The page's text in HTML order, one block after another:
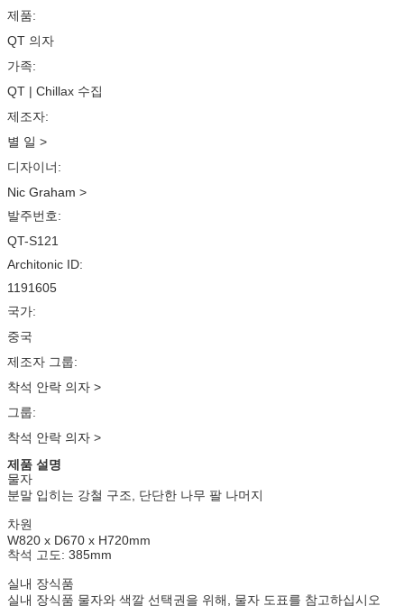
제품:
QT 의자
가족:
QT | Chillax 수집
제조자:
별 일 >
디자이너:
Nic Graham >
발주번호:
QT-S121
Architonic ID:
1191605
국가:
중국
제조자 그룹:
착석 안락 의자 >
그룹:
착석 안락 의자 >
제품 설명
물자
분말 입히는 강철 구조, 단단한 나무 팔 나머지
차원
W820 x D670 x H720mm
착석 고도: 385mm
실내 장식품
실내 장식품 물자와 색깔 선택권을 위해, 물자 도표를 참고하십시오